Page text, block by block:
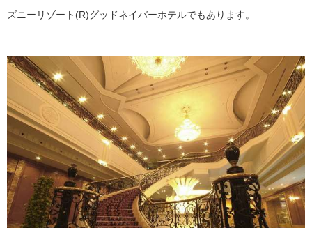
ズニーリゾート(R)グッドネイバーホテルでもあります。